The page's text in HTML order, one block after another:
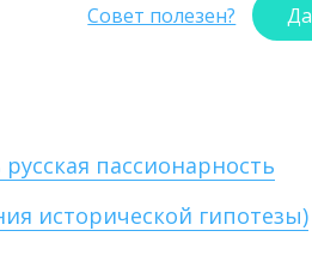
Совет полезен? Да
пассионарность
исторической гипотезы)